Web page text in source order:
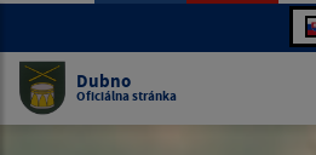
Dubno
Oficiálna stránka